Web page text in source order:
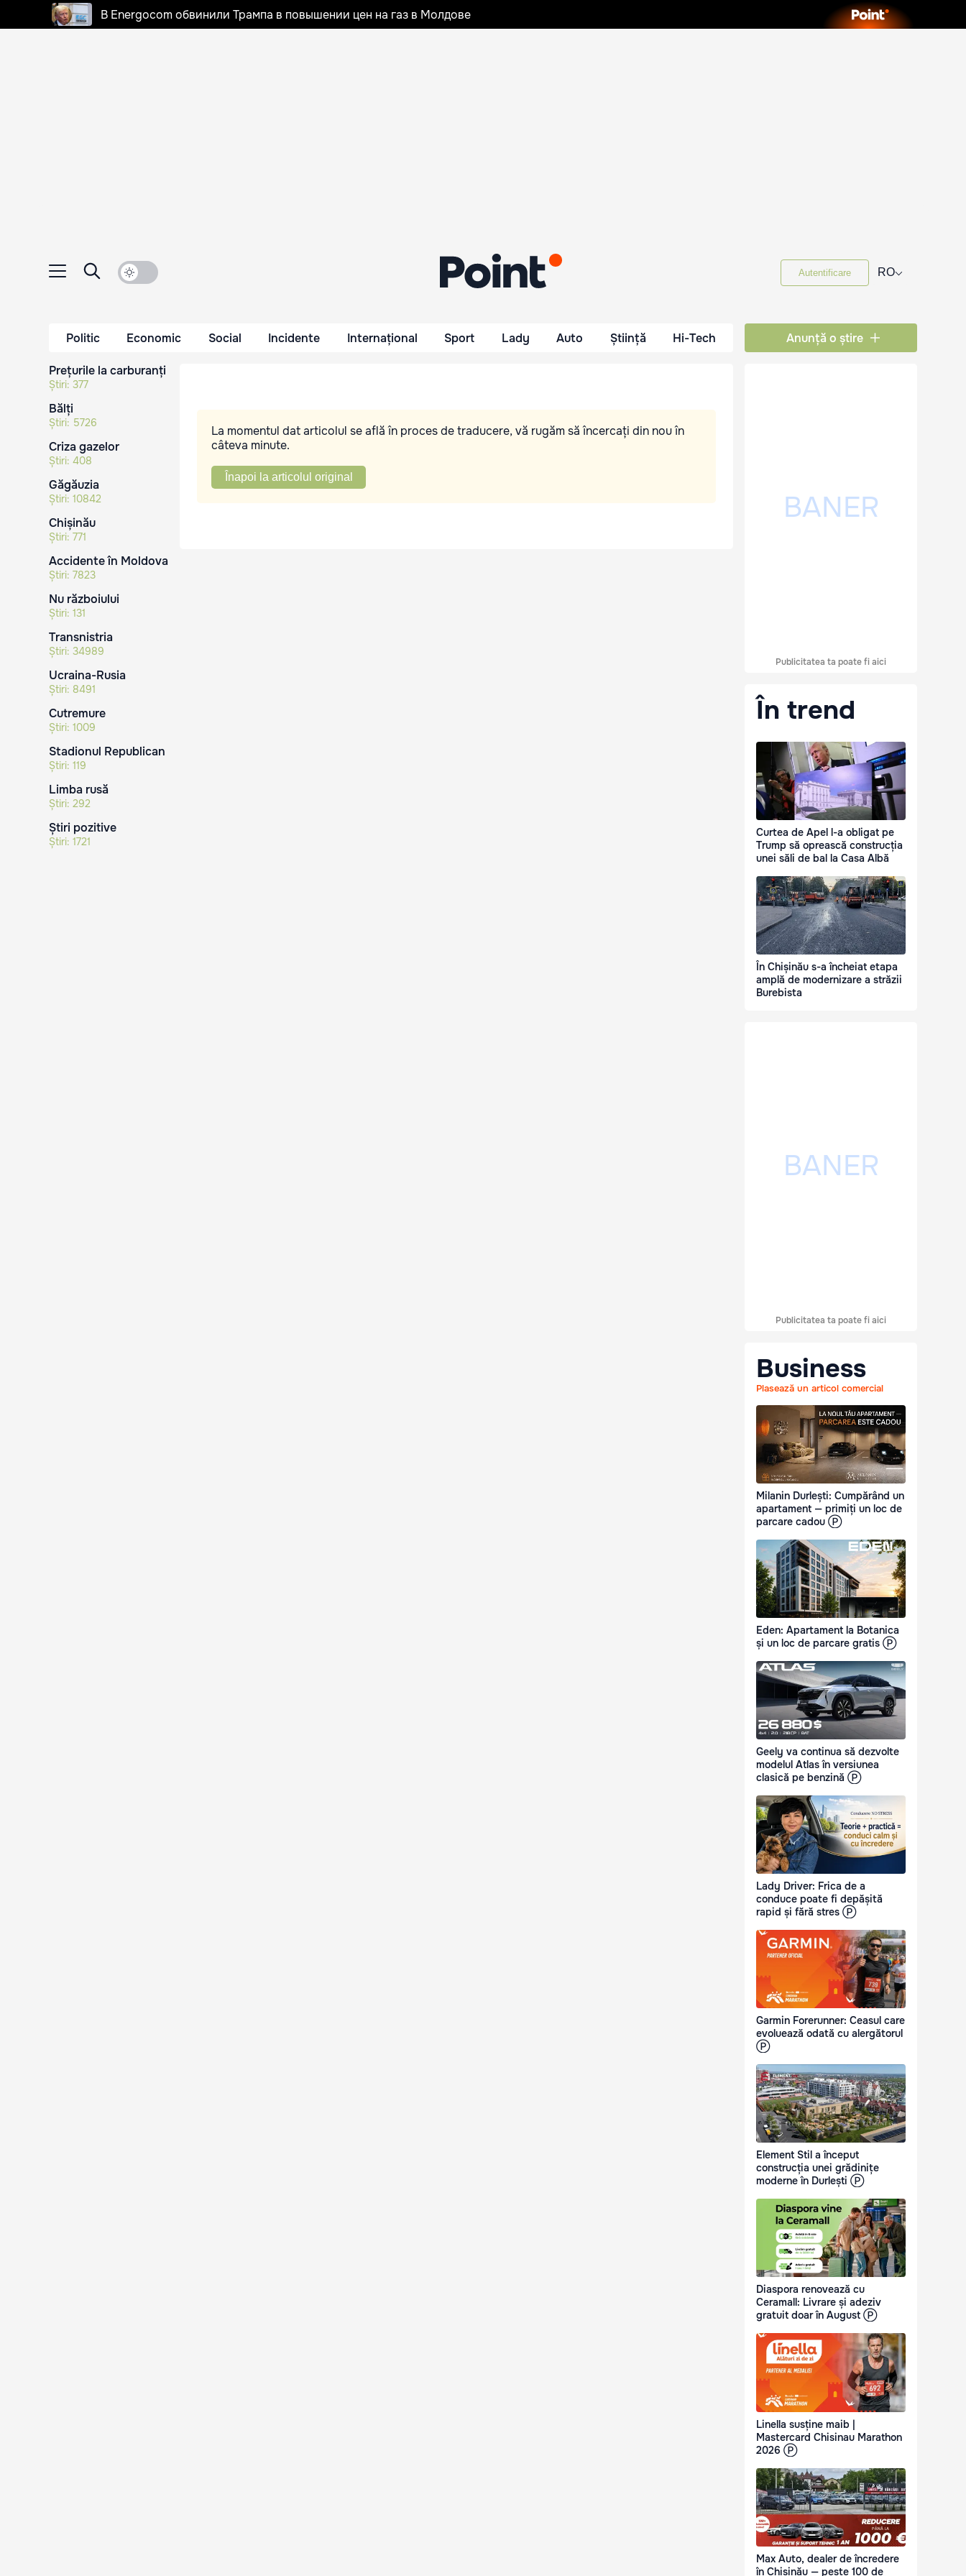
В Energocom обвинили Трампа в повышении цен на газ в Молдове
Autentificare RO⌵
Politic Economic Social Incidente Internațional Sport Lady Auto Știință Hi-Tech Anunță o știre
Prețurile la carburanți
Știri: 377
Bălți
Știri: 5726
Criza gazelor
Știri: 408
Găgăuzia
Știri: 10842
Chișinău
Știri: 771
Accidente în Moldova
Știri: 7823
Nu războiului
Știri: 131
Transnistria
Știri: 34989
Ucraina-Rusia
Știri: 8491
Cutremure
Știri: 1009
Stadionul Republican
Știri: 119
Limba rusă
Știri: 292
Știri pozitive
Știri: 1721
La momentul dat articolul se află în proces de traducere, vă rugăm să încercați din nou în
câteva minute.
Înapoi la articolul original
Publicitatea ta poate fi aici
În trend
Curtea de Apel l-a obligat pe
Trump să oprească construcția
unei săli de bal la Casa Albă
În Chișinău s-a încheiat etapa
amplă de modernizare a străzii
Burebista
Publicitatea ta poate fi aici
Business
Plasează un articol comercial
Milanin Durlești: Cumpărând un
apartament — primiți un loc de
parcare cadou Ⓟ
Eden: Apartament la Botanica
și un loc de parcare gratis Ⓟ
Geely va continua să dezvolte
modelul Atlas în versiunea
clasică pe benzină Ⓟ
Lady Driver: Frica de a
conduce poate fi depășită
rapid și fără stres Ⓟ
Garmin Forerunner: Ceasul care
evoluează odată cu alergătorul
Ⓟ
Element Stil a început
construcția unei grădinițe
moderne în Durlești Ⓟ
Diaspora renovează cu
Ceramall: Livrare și adeziv
gratuit doar în August Ⓟ
Linella susține maib |
Mastercard Chisinau Marathon
2026 Ⓟ
Max Auto, dealer de încredere
în Chișinău — peste 100 de